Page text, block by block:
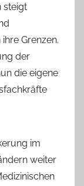
steigt
Grenzen.
der
die eigene
im
weiter